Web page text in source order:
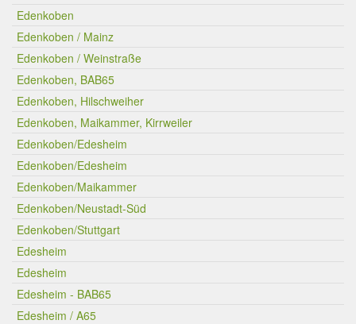
Edenkoben
Edenkoben / Mainz
Edenkoben / Weinstraße
Edenkoben, BAB65
Edenkoben, Hilschweiher
Edenkoben, Maikammer, Kirrweiler
Edenkoben/Edesheim
Edenkoben/Edesheim
Edenkoben/Maikammer
Edenkoben/Neustadt-Süd
Edenkoben/Stuttgart
Edesheim
Edesheim
Edesheim - BAB65
Edesheim / A65